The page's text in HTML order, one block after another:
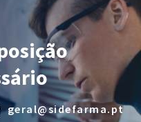
geral@sidefarma.pt